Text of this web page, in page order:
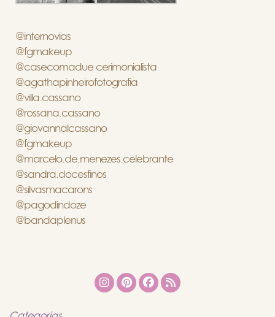
@internovias
@fgmakeup
@casecomadue cerimonialista
@agathapinheirofotografia
@villa.cassano
@rossana.cassano
@giovannalcassano
@fgmakeup
@marcelo.de.menezes.celebrante
@sandra.docesfinos
@silvasmacarons
@pagodindoze
@bandaplenus